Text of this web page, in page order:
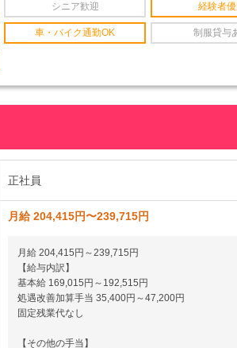
シニア歓迎 経験者
車・バイク通勤OK 制服貸与
正社員
月給 204,415円〜239,715円
月給 204,415円～239,715円
【給与内訳】
基本給 169,015円～192,515円
処遇改善加算手当 35,400円～47,200円
固定残業代なし
【その他の手当】